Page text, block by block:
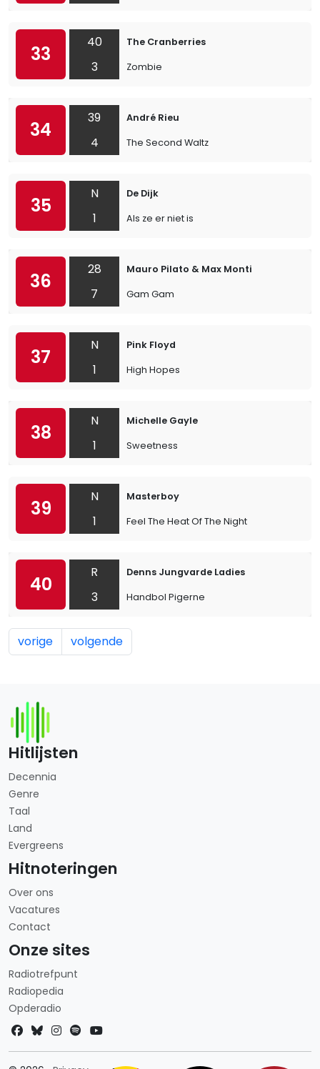
33
40
3
The Cranberries
Zombie
34
39
4
André Rieu
The Second Waltz
35
N
1
De Dijk
Als ze er niet is
36
28
7
Mauro Pilato & Max Monti
Gam Gam
37
N
1
Pink Floyd
High Hopes
38
N
1
Michelle Gayle
Sweetness
39
N
1
Masterboy
Feel The Heat Of The Night
40
R
3
Denns Jungvarde Ladies
Handbol Pigerne
vorige volgende
Hitlijsten
Decennia
Genre
Taal
Land
Evergreens
Hitnoteringen
Over ons
Vacatures
Contact
Onze sites
Radiotrefpunt
Radiopedia
Opderadio